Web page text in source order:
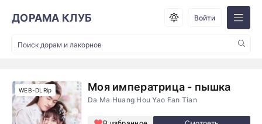
ДОРАМА КЛУБ Войти
Моя императрица - пышка
Da Ma Huang Hou Yao Fan Tian
WEB-DLRip